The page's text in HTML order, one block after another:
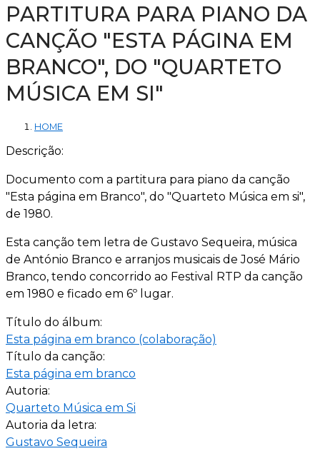
PARTITURA PARA PIANO DA
CANÇÃO "ESTA PÁGINA EM
BRANCO", DO "QUARTETO
MÚSICA EM SI"
HOME
Descrição:
Documento com a partitura para piano da canção
"Esta página em Branco", do "Quarteto Música em si",
de 1980.
Esta canção tem letra de Gustavo Sequeira, música
de António Branco e arranjos musicais de José Mário
Branco, tendo concorrido ao Festival RTP da canção
em 1980 e ficado em 6º lugar.
Título do álbum:
Esta página em branco (colaboração)
Título da canção:
Esta página em branco
Autoria:
Quarteto Música em Si
Autoria da letra:
Gustavo Sequeira